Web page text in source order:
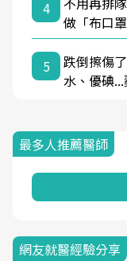
4
做「布口
5
跌倒擦傷
水、優碘
最多人推薦醫師
網友就醫經驗分享